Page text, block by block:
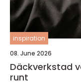
inspiration
08. June 2026
Däckverkstad
runt